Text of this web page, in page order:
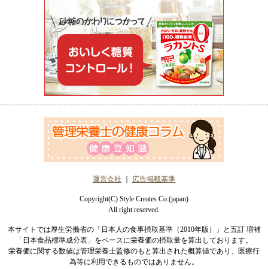
運営会社 広告掲載基準
Copyright(C) Style Creates Co.(japan)
All right reserved.
本サイトでは厚生労働省の「日本人の食事摂取基準（2010年版）」と五訂 増補
「日本食品標準成分表」をベースに栄養価の摂取量を算出しております。
栄養価に関する数値は管理栄養士監修のもと算出された概算値であり、医療行
為等に利用できるものではありません。